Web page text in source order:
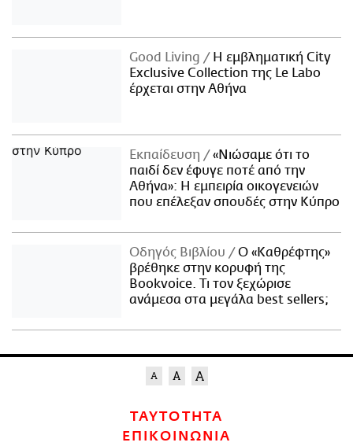
Good Living
Η εμβληματική City
Exclusive Collection της Le Labo
έρχεται στην Αθήνα
Εκπαίδευση
«Νιώσαμε ότι το
παιδί δεν έφυγε ποτέ από την
Αθήνα»: Η εμπειρία οικογενειών
που επέλεξαν σπουδές στην Κύπρο
Οδηγός Βιβλίου
Ο «Καθρέφτης»
βρέθηκε στην κορυφή της
Bookvoice. Τι τον ξεχώρισε
ανάμεσα στα μεγάλα best sellers;
ΤΑΥΤΟΤΗΤΑ
ΕΠΙΚΟΙΝΩΝΙΑ